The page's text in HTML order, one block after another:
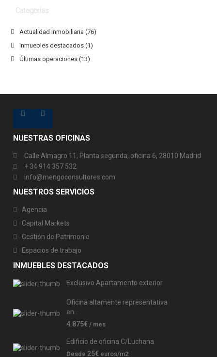
Categorías
Actualidad Inmobiliaria (76)
Inmuebles destacados (1)
Últimas operaciones (13)
NUESTRAS OFICINAS
Calle Almagro 11, Planta segunda, oficina 6, 28010 Madrid
+ 34 914 357 532
info@mengoconsultores.com
NUESTROS SERVICIOS
Agencia
Capital Markets
Gestión de Patrimonio
Espacios de trabajo
INMUEBLES DESTACADOS
Exclusivo Apartamento exterior
Oficina altamente representativa
en...
4.875€ / mes
Edificio de oficina C/Luchana
Desde 25€ euros/m2